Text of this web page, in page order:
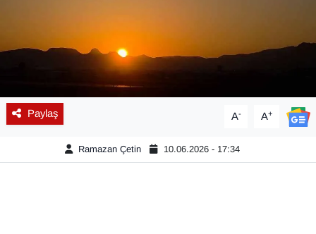
Paylaş A- A+
Ramazan Çetin 10.06.2026 - 17:34
EKONOMİ
Emlak
En çok konuşulanlar